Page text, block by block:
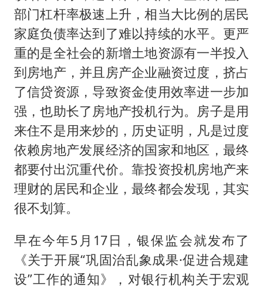
部门杠杆率极速上升，相当大比例的居民
家庭负债率达到了难以持续的水平。更严
重的是全社会的新增土地资源有一半投入
到房地产，并且房产企业融资过度，挤占
了信贷资源，导致资金使用效率进一步加
强，也助长了房地产投机行为。房子是用
来住不是用来炒的，历史证明，凡是过度
依赖房地产发展经济的国家和地区，最终
都要付出沉重代价。靠投资投机房地产来
理财的居民和企业，最终都会发现，其实
很不划算。
早在今年5月17日，银保监会就发布了
《关于开展“巩固治乱象成果·促进合规建
设”工作的通知》，对银行机构关于宏观